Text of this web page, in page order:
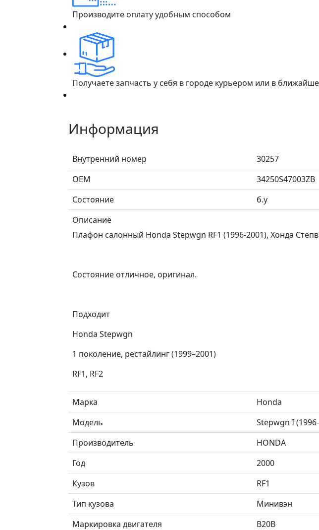
Производите оплату удобным способом
Получаете запчасть у себя в городе курьером или в
Информация
Внутренний номер
30257
ОЕМ
34250S47003ZB
Состояние
б.у
Описание
Плафон салонный Honda Stepwgn RF1 (1996-2001), Хонда
Состояние отличное, оригинал.
Подходит
Honda Stepwgn
1 поколение, рестайлинг (1999⁠–⁠2001)
RF1, RF2
Марка
Honda
Модель
Stepwgn I
Производитель
HONDA
Год
2000
Кузов
RF1
Тип кузова
Минивэн
Маркировка двигателя
B20B